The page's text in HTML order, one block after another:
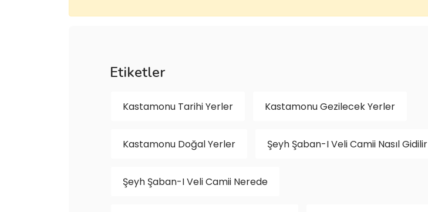
Etiketler
Kastamonu Tarihi Yerler Kastamonu Gezilecek Yerler
Kastamonu Doğal Yerler Şeyh Şaban-I Veli Camii Nasıl Gidilir
Şeyh Şaban-I Veli Camii Nerede